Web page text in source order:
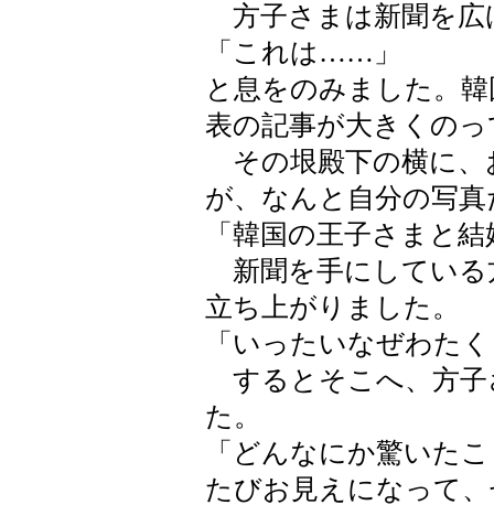
方子さまは新聞を広
「これは……」
と息をのみました。
表の記事が大きくの
その垠殿下の横に、
が、なんと自分の写
「韓国の王子さまと結
新聞を手にしている
立ち上がりました。
「いったいなぜわた
するとそこへ、方子
た。
「どんなにか驚いた
たびお見えになって